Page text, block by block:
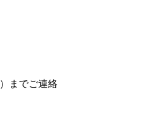
）までご連絡